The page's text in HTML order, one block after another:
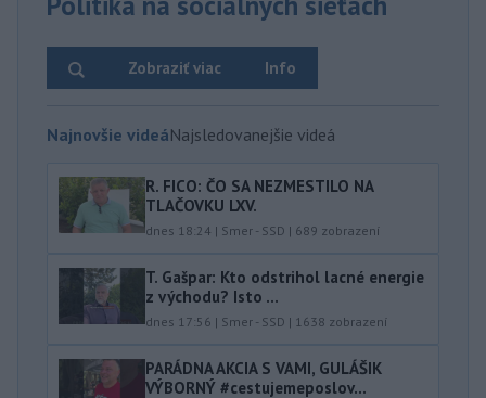
Info
Zobraziť viac
Najnovšie videáNajsledovanejšie videá
R. FICO: ČO SA NEZMESTILO NA
TLAČOVKU LXV.
dnes 18:24 | Smer - SSD | 689 zobrazení
T. Gašpar: Kto odstrihol lacné energie
z východu? Isto ...
dnes 17:56 | Smer - SSD | 1638 zobrazení
PARÁDNA AKCIA S VAMI, GULÁŠIK
VÝBORNÝ #cestujemeposlov...